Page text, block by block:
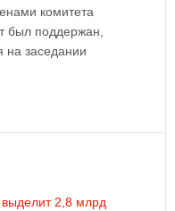
комитета
был поддержан,
на заседании
2,8 млрд